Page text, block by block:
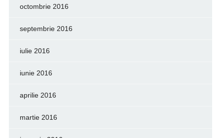
octombrie 2016
septembrie 2016
iulie 2016
iunie 2016
aprilie 2016
martie 2016